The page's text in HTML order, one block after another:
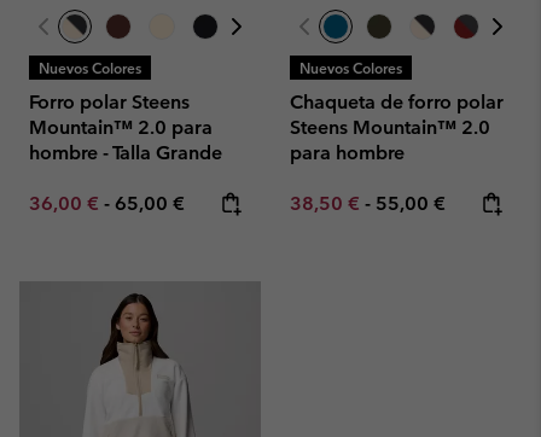
Nuevos Colores
Forro polar Steens
Mountain™ 2.0 para
hombre - Talla Grande
Minimum sale price:
36,00 € - Maximum price:
65,00 €
Nuevos Colores
Chaqueta de forro polar
Steens Mountain™ 2.0
para hombre
Minimum sale price:
38,50 € - Maximum price:
55,00 €